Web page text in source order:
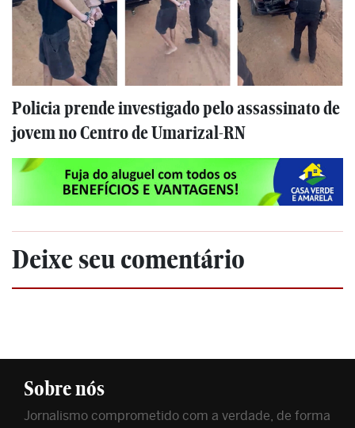
Policia prende investigado pelo assassinato de
jovem no Centro de Umarizal-RN
Deixe seu comentário
Sobre nós
Jornalismo comprometido com a verdade, de forma